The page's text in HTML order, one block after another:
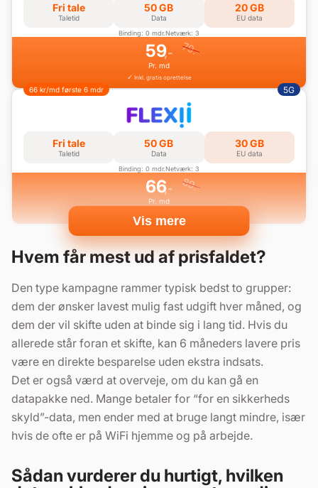
Fri tale
Taletid
50 GB
Data
20 GB
EU data
Binding: 0 mdr.Netværk: 3
59,- 79,-
Pr. md
Inkl. gratis oprettelse
66 kr/md første 6 mdr 5G
Fri tale
Taletid
50 GB
Data
30 GB
EU data
Binding: 0 mdr.Netværk: 3
66,- 89,-
Pr. md
Vis mere
Hvem får mest ud af prisfaldet?
Den type kampagne rammer typisk bedst to grupper:
dem der ønsker lavest mulig fast udgift hver måned, og
dem der vil skifte uden at binde sig i lang tid. Hvis du
allerede står foran et skifte, kan 6 måneders lavere pris
være en direkte besparelse uden ekstra indsats.
Det er også værd at overveje, om du kan gå en
datapakke ned. Mange betaler for “for en sikkerheds
skyld”-data, men ender med at bruge langt mindre, især
hvis de ofte er på WiFi hjemme og på arbejde.
Sådan vurderer du hurtigt, hvilken